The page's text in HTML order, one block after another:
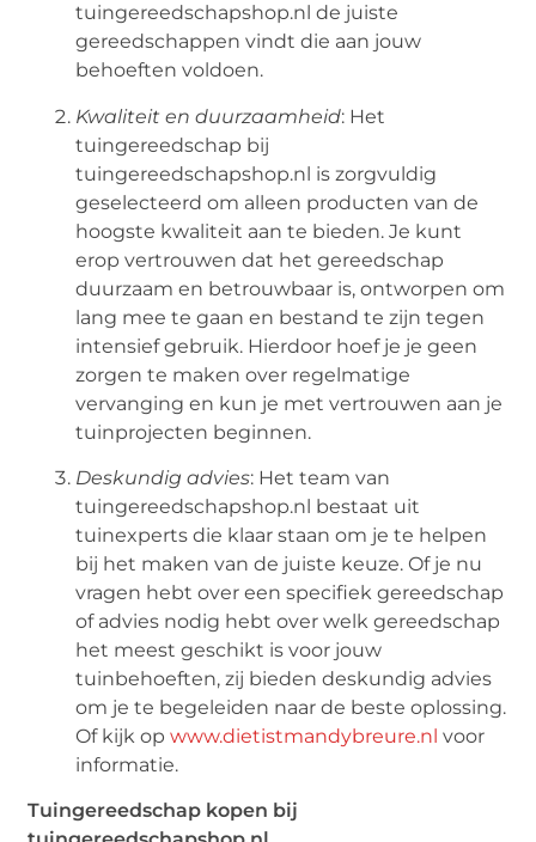
tuingereedschapshop.nl de juiste
gereedschappen vindt die aan jouw
behoeften voldoen.
Kwaliteit en duurzaamheid: Het
tuingereedschap bij
tuingereedschapshop.nl is zorgvuldig
geselecteerd om alleen producten van de
hoogste kwaliteit aan te bieden. Je kunt
erop vertrouwen dat het gereedschap
duurzaam en betrouwbaar is, ontworpen om
lang mee te gaan en bestand te zijn tegen
intensief gebruik. Hierdoor hoef je je geen
zorgen te maken over regelmatige
vervanging en kun je met vertrouwen aan je
tuinprojecten beginnen.
Deskundig advies: Het team van
tuingereedschapshop.nl bestaat uit
tuinexperts die klaar staan om je te helpen
bij het maken van de juiste keuze. Of je nu
vragen hebt over een specifiek gereedschap
of advies nodig hebt over welk gereedschap
het meest geschikt is voor jouw
tuinbehoeften, zij bieden deskundig advies
om je te begeleiden naar de beste oplossing.
Of kijk opwww.dietistmandybreure.nl voor
informatie.
Tuingereedschap kopen bij